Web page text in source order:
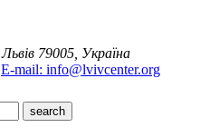
Львів 79005, Україна
E-mail: info@lvivcenter.org
search